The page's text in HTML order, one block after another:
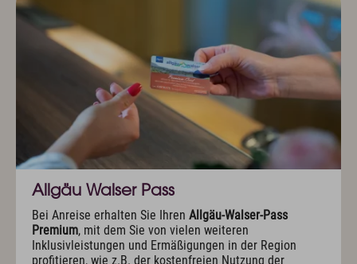
Allgäu Walser Pass
Bei Anreise erhalten Sie Ihren Allgäu-Walser-Pass
Premium, mit dem Sie von vielen weiteren
Inklusivleistungen und Ermäßigungen in der Region
profitieren, wie z.B. der kostenfreien Nutzung der